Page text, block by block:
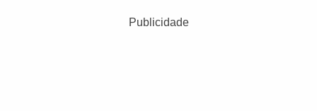
Publicidade